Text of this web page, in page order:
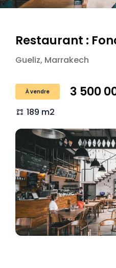
Restaurant :
Gueliz, Marrakech
À vendre 3 500
189 m2